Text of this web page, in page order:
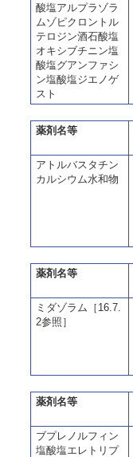
酸塩アルプラゾラ
ムゾピクロントル
テロジン酒石酸塩
オキシブチニン塩
酸塩グアンファシ
ン塩酸塩ジエノゲ
スト
薬剤名等
アトルバスタチン
カルシウム水和物
薬剤名等
ミダゾラム［16.7.
2参照］
薬剤名等
ブプレノルフィン
塩酸塩エレトリプ